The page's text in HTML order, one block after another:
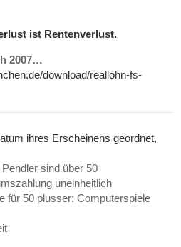
ist Rentenverlust.
2007…
download/reallohn-fs-
ihres Erscheinens geordnet,
sind über 50
uneinheitlich
für 50 plusser: Computerspiele